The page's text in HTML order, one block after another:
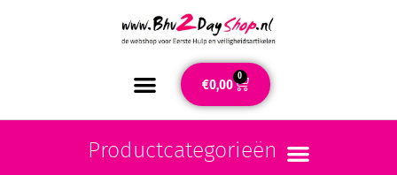
€0,00 0